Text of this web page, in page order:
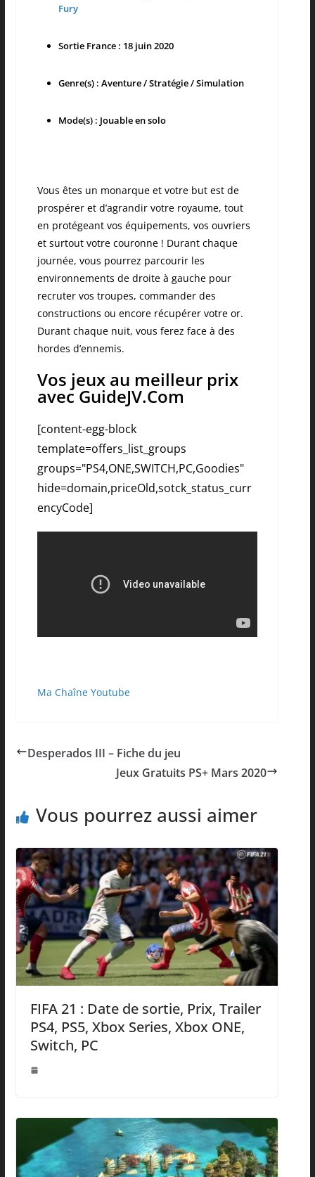
Fury
Sortie France : 18 juin 2020
Genre(s) : Aventure / Stratégie / Simulation
Mode(s) : Jouable en solo
Vous êtes un monarque et votre but est de
prospérer et d’agrandir votre royaume, tout
en protégeant vos équipements, vos ouvriers
et surtout votre couronne ! Durant chaque
journée, vous pourrez parcourir les
environnements de droite à gauche pour
recruter vos troupes, commander des
constructions ou encore récupérer votre or.
Durant chaque nuit, vous ferez face à des
hordes d’ennemis.
Vos jeux au meilleur prix
avec GuideJV.Com
[content-egg-block
template=offers_list_groups
groups="PS4,ONE,SWITCH,PC,Goodies"
hide=domain,priceOld,sotck_status_curr
encyCode]
Ma Chaîne Youtube
Desperados III – Fiche du jeu
Jeux Gratuits PS+ Mars 2020
Vous pourrez aussi aimer
FIFA 21 : Date de sortie, Prix, Trailer
PS4, PS5, Xbox Series, Xbox ONE,
Switch, PC